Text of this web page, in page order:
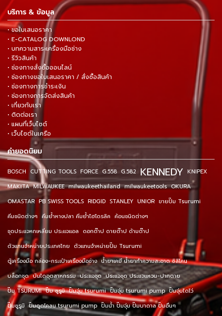
บริการ & ข้อมูล
• ขอใบเสนอราคา
• E-CATALOG DOWNLOND
• บทความสาระเครื่องมือช่าง
• รีวิวสินค้า
• ช่องทางสั่งซื้อออนไลน์
• ช่องทางขอใบเสนอราคา / สั่งซื้อสินค้า
• ช่องทางการชำระเงิน
• ช่องทางการจัดส่งสินค้า
• เกี่ยวกับเรา
• ติดต่อเรา
• แผนที่เว็บไซต์
• เว็บไซต์ในเครือ
คำยอดนิยม
BOSCH CUTTING TOOLS FORCE G.558 G.582 KENNEDY KNIPEX
MAKITA MILWAUKEE milwaukeethailand milwaukeetools OKURA
OMASTAR PB SWISS TOOLS RIDGID STANLEY UNIOR ขายปั๊ม Tsurumi
คีมชนิดต่างๆ คีมย้ำหางปลา คีมย้ำไฮโดรลิค ค้อนชนิดต่างๆ
ชุดประแจหกเหลี่ยม ประแจแอล ดอกต๊าป ดายต๊าป ด้ามต๊าป
ตัวแทนจำหน่ายประเทศไทย ตัวแทนจำหน่ายปั๊ม Tsurumi
ตู้เครื่องมือ กล่อง-กระเป๋าเครื่องมือช่าง น้ำยาเคมี น้ำยาทำความสะอาด ซิลิโคน
บล็อกชุด บันไดอุตสาหกรรม ประแจชุด ประแจชุด ประแจแหวน-ปากตาย
ปั๊ม TSURUMI ปั๊ม ซูรูมิ ปั๊มจุ่ม tsurumi ปั๊มจุ่ม tsurumi pump ปั๊มจุ่มไดโว่
ปั๊มซูรูมิ ปั๊มดูดโคลน tsurumi pump ปั๊มน้ำ ปั๊มจุ่ม ปั๊มบาดาล ปั๊มอื่นๆ